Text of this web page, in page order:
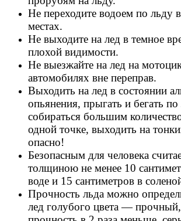
Не переходите водоем по льду
местах.
Не выходите на лед в темное
плохой видимости.
Не выезжайте на лед на
автомобилях вне переправ.
Выходить на лед в состоянии
опьянения, прыгать и бегать по
собираться большим
одной точке, выходить на
опасно!
Безопасным для человека
толщиною не менее 10
воде и 15 сантиметров в
Прочность льда можно
лед голубого цвета —